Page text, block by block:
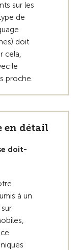
sur les
de
doit
cela,
le
proche.
en détail
doit-
à un